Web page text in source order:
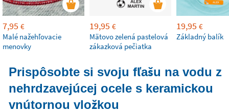
7,95 €
Malé nažehľovacie
menovky
19,95 €
Mätovo zelená pastelová
zákazková pečiatka
19,95 €
Základný balík
Prispôsobte si svoju fľašu na vodu z
nehrdzavejúcej ocele s keramickou
vnútornou vložkou